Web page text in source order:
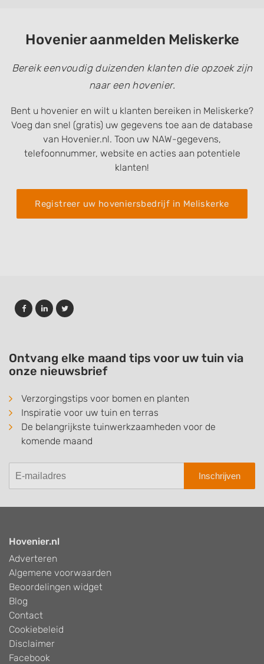
Hovenier aanmelden Meliskerke
Bereik eenvoudig duizenden klanten die opzoek zijn
naar een hovenier.
Bent u hovenier en wilt u klanten bereiken in Meliskerke?
Voeg dan snel (gratis) uw gegevens toe aan de database
van Hovenier.nl. Toon uw NAW-gegevens,
telefoonnummer, website en acties aan potentiele
klanten!
Registreer uw hoveniersbedrijf in Meliskerke
Ontvang elke maand tips voor uw tuin via
onze nieuwsbrief
Verzorgingstips voor bomen en planten
Inspiratie voor uw tuin en terras
De belangrijkste tuinwerkzaamheden voor de
komende maand
Inschrijven
Hovenier.nl
Adverteren
Algemene voorwaarden
Beoordelingen widget
Blog
Contact
Cookiebeleid
Disclaimer
Facebook